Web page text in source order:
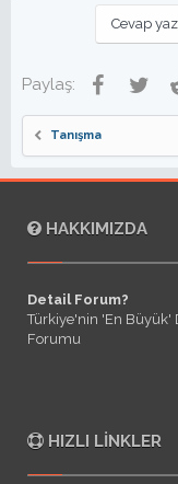
Cevap
Paylaş:
Tanışma
HAKKIMIZDA
Detail Forum?
Türkiye'nin 'En Büyük'
Forumu
HIZLI LINKLER